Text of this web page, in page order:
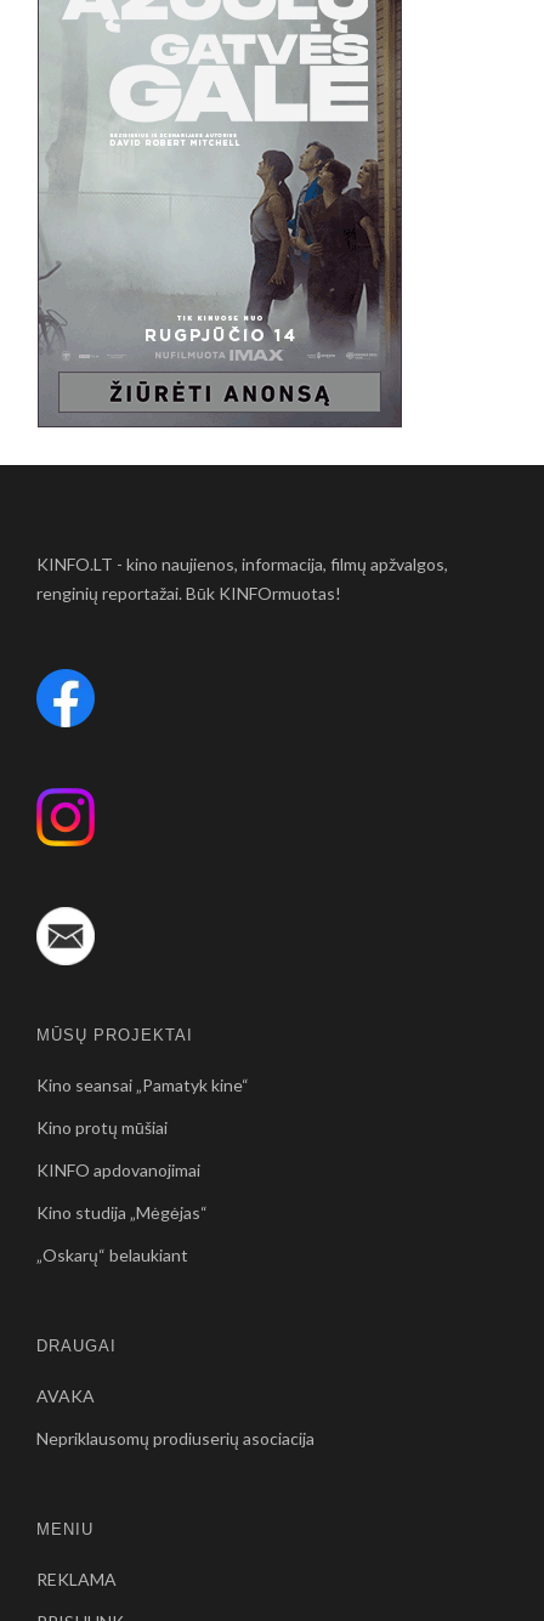
KINFO.LT - kino naujienos, informacija, filmų apžvalgos,
renginių reportažai. Būk KINFOrmuotas!
MŪSŲ PROJEKTAI
Kino seansai „Pamatyk kine“
Kino protų mūšiai
KINFO apdovanojimai
Kino studija „Mėgėjas“
„Oskarų“ belaukiant
DRAUGAI
AVAKA
Nepriklausomų prodiuserių asociacija
MENIU
REKLAMA